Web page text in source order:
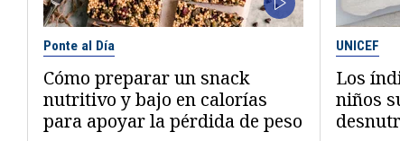
Ponte al Día
Cómo preparar un snack
nutritivo y bajo en calorías
para apoyar la pérdida de peso
UNICEF
Los
niños